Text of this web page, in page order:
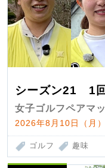
シーズン21 1
女子ゴルフペアマ
2026年8月10日（月
ゴルフ 趣味